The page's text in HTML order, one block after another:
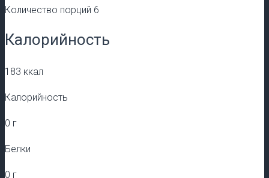
Количество порций 6
Калорийность
183 ккал
Калорийность
0 г
Белки
0 г